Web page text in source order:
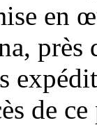
en
de